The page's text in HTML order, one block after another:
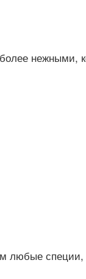
нежными,
любые